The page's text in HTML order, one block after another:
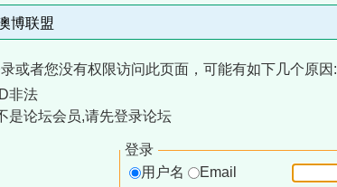
博联盟
或者您没有权限访问此页面，可能有如下几个原因:
非法
是论坛会员,请先登录论坛
登录
用户名
Email